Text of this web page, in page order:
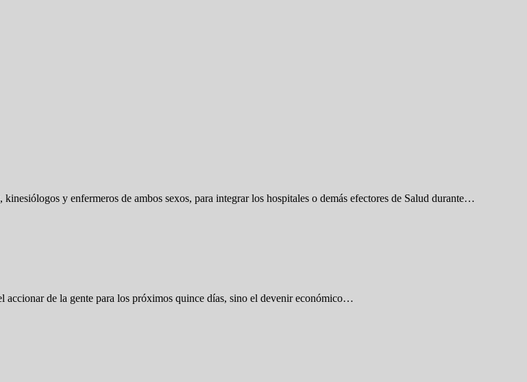
y enfermeros de ambos sexos, para integrar los hospitales o demás efectores de Salud durante…
de la gente para los próximos quince días, sino el devenir económico…